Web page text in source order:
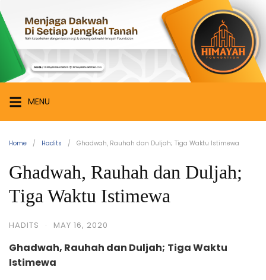
to
content
Himayah
Foundation
Menjaga
Dakwah
di
Setiap
Jengkal
MENU
Home Hadits Ghadwah, Rauhah dan Duljah; Tiga Waktu Istimewa
Ghadwah, Rauhah dan Duljah;
Tiga Waktu Istimewa
HADITS · MAY 16, 2020
Ghadwah, Rauhah dan Duljah; Tiga Waktu
Istimewa